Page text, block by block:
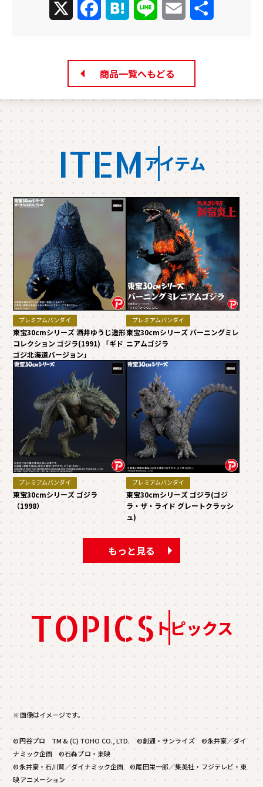
FacebookHatena Line Email
商品一覧へもどる
ITEM アイテム
プレミアムバンダイ
東宝30cmシリーズ 酒井ゆうじ造形
コレクション ゴジラ(1991) 「ギド
ゴジ北海道バージョン」
プレミアムバンダイ
東宝30cmシリーズ バーニングミレ
ニアムゴジラ
プレミアムバンダイ
東宝30cmシリーズ ゴジラ
（1998）
プレミアムバンダイ
東宝30cmシリーズ ゴジラ(ゴジ
ラ・ザ・ライド グレートクラッシ
ュ)
もっと見る
TOPICS トピックス
※画像はイメージです。
©円谷プロ TM & (C) TOHO CO., LTD. ©創通・サンライズ ©永井豪／ダイ
ナミック企画 ©石森プロ・東映
©永井豪・石川賢／ダイナミック企画 ©尾田栄一郎／集英社・フジテレビ・東
映アニメーション